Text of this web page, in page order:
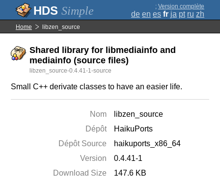
Simple ; Version complète
de en es fr ja pt ru zh
Home libzen_source
Shared library for libmediainfo and
mediainfo (source files)
libzen_source-0.4.41-1-source
Small C++ derivate classes to have an easier life.
Nom
libzen_source
Dépôt
HaikuPorts
Dépôt Source
haikuports_x86_64
Version
0.4.41-1
Download Size
147.6 KB